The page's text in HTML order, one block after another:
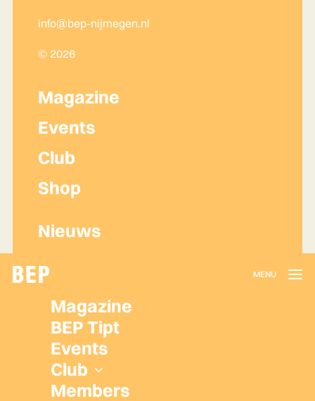
Magazine
BEP Tipt
Events
Club
Members
info@bep-nijmegen.nl
© 2026
Magazine
Events
Club
Shop
Nieuws
Lidmaatschap
Herroepen
Privacy policy
Algemene voorwaarden